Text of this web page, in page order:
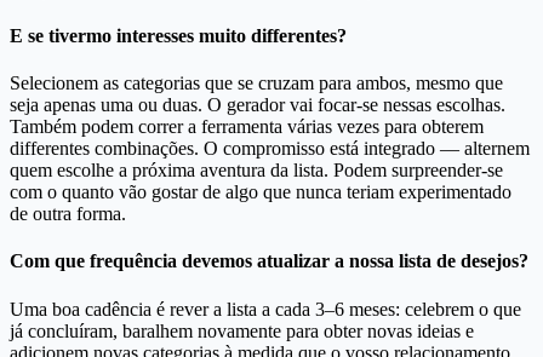
E se tivermo interesses muito differentes?
Selecionem as categorias que se cruzam para ambos, mesmo que
seja apenas uma ou duas. O gerador vai focar-se nessas escolhas.
Também podem correr a ferramenta várias vezes para obterem
differentes combinações. O compromisso está integrado — alternem
quem escolhe a próxima aventura da lista. Podem surpreender-se
com o quanto vão gostar de algo que nunca teriam experimentado
de outra forma.
Com que frequência devemos atualizar a nossa lista de desejos?
Uma boa cadência é rever a lista a cada 3–6 meses: celebrem o que
já concluíram, baralhem novamente para obter novas ideias e
adicionem novas categorias à medida que o vosso relacionamento